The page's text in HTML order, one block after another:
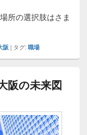
所の選択肢はさま
阪 | タグ:職場
阪の未来図